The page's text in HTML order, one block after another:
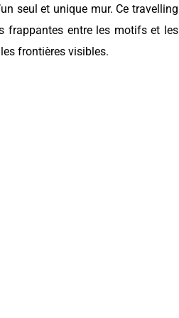
seul et unique mur. Ce travelling
frappantes entre les motifs et les
frontières visibles.